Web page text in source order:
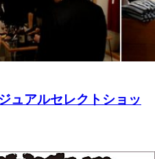
ュアルセレクトショッ